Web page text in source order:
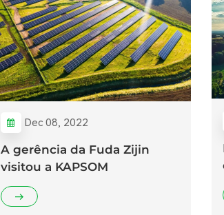
Dec 08, 2022
A gerência da Fuda Zijin
visitou a KAPSOM